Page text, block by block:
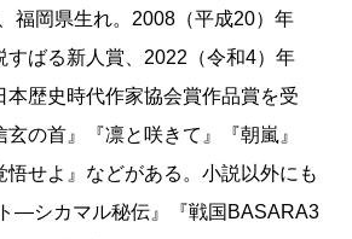
ンスから歴史小説、さらには人
イズまで、八面六臂の活躍を続け
やリーダビリティ抜群の作品を上
長篇『凜と咲きて』である。
福岡県生れ。2008（平成20）年
すばる新人賞、2022（令和4）年
本歴史時代作家協会賞作品賞を受
の首』『凛と咲きて』『朝嵐』
悟せよ』などがある。小説以外にも
―シカマル秘伝』『戦国BASARA3